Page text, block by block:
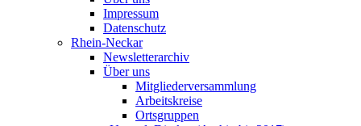
Impressum
Datenschutz
Rhein-Neckar
Newsletterarchiv
Über uns
Mitgliederversammlung
Arbeitskreise
Ortsgruppen